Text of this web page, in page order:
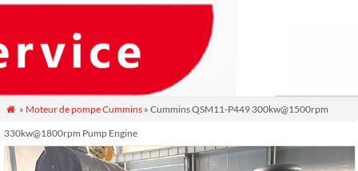
 » Moteur de pompe Cummins » Cummins QSM11-P449 300kw@1500rpm
330kw@1800rpm Pump Engine